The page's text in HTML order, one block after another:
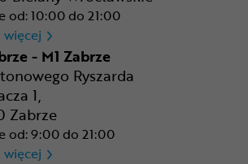
od: 10:00 do 21:00
CR Wrocław - CH Aleja
- M1 Zabrze
Ryszarda
1,
Zabrze
od: 9:00 do 21:00
CR Zabrze - M1 Zabrze